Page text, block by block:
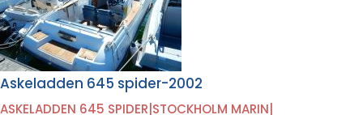
Askeladden 645 spider-2002
ASKELADDEN 645 SPIDER STOCKHOLM MARIN